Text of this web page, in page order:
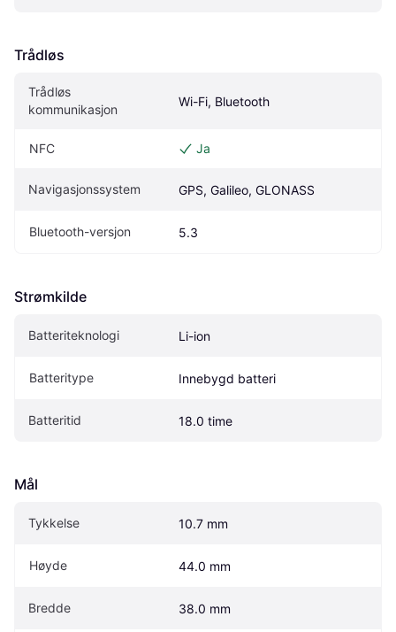
Trådløs
Trådløs
kommunikasjon
Wi-Fi, Bluetooth
NFC Ja
Navigasjonssystem GPS, Galileo, GLONASS
Bluetooth-versjon 5.3
Strømkilde
Batteriteknologi Li-ion
Batteritype Innebygd batteri
Batteritid 18.0 time
Mål
Tykkelse 10.7 mm
Høyde 44.0 mm
Bredde 38.0 mm